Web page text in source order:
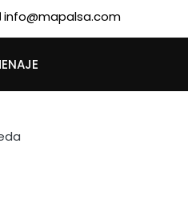
info@mapalsa.com